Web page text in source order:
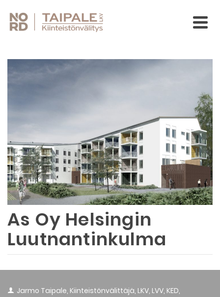
As Oy Helsingin
Luutnantinkulma
Jarmo Taipale, Kiinteistönvälittäjä, LKV, LVV, KED,